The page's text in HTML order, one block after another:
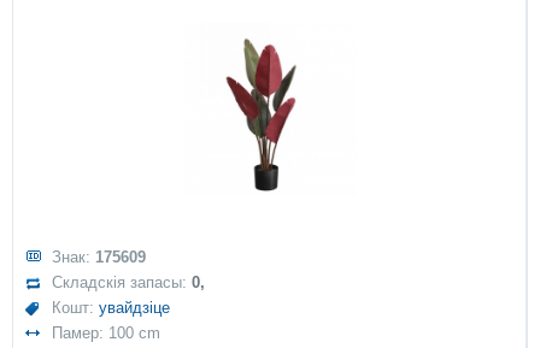
Знак: 175609
Складскія запасы:0,
Кошт:увайдзіце
Памер: 100 cm